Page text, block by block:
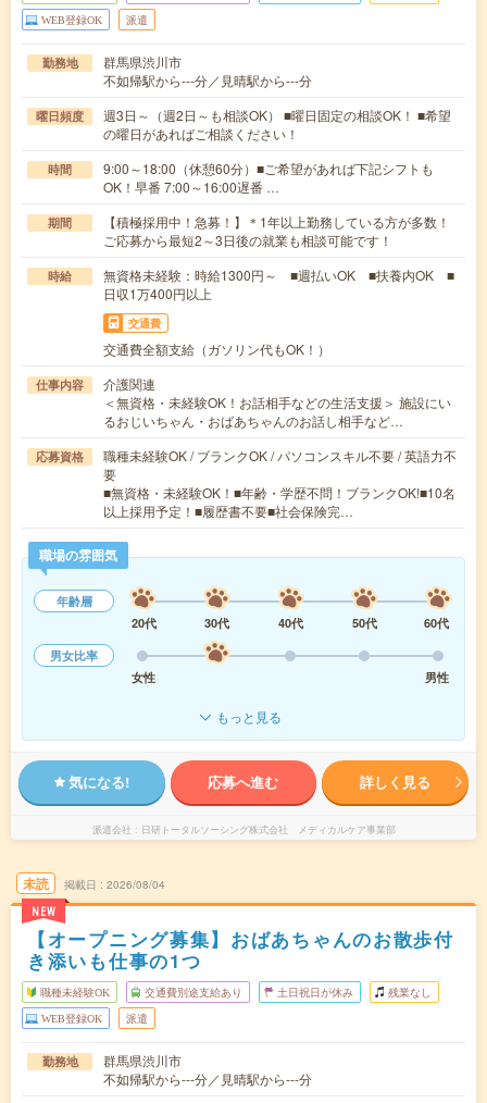
WEB登録OK 派遣
勤務地
群馬県渋川市
不如帰駅から---分／見晴駅から---分
曜日頻度
週3日～（週2日～も相談OK） ■曜日固定の相談OK！ ■希望
の曜日があればご相談ください！
時間
9:00～18:00（休憩60分）■ご希望があれば下記シフトも
OK！早番 7:00～16:00遅番 …
期間
【積極採用中！急募！】＊1年以上勤務している方が多数！
ご応募から最短2～3日後の就業も相談可能です！
時給
無資格未経験：時給1300円～ ■週払いOK ■扶養内OK ■
日収1万400円以上
交通費
交通費全額支給（ガソリン代もOK！）
仕事内容
介護関連
＜無資格・未経験OK！お話相手などの生活支援＞ 施設にい
るおじいちゃん・おばあちゃんのお話し相手など…
応募資格
職種未経験OK / ブランクOK / パソコンスキル不要 / 英語力不
要
■無資格・未経験OK！■年齢・学歴不問！ブランクOK!■10名
以上採用予定！■履歴書不要■社会保険完…
職場の雰囲気
年齢層
20代
30代 40代 50代
60代
男女比率
女性
男性
もっと見る
気になる! 応募へ進む 詳しく見る
派遣会社 日研トータルソーシング株式会社 メディカルケア事業部
未読
NEW
掲載日 2026/08/04
【オープニング募集】おばあちゃんのお散歩付
き添いも仕事の1つ
職種未経験OK 交通費別途支給あり 土日祝日が休み 残業なし
WEB登録OK 派遣
勤務地
群馬県渋川市
不如帰駅から---分／見晴駅から---分